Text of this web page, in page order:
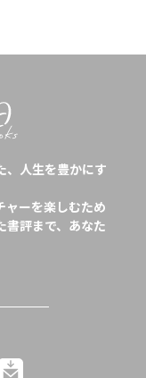
、人生を豊かにす
ャーを楽しむため
書評まで、あなた